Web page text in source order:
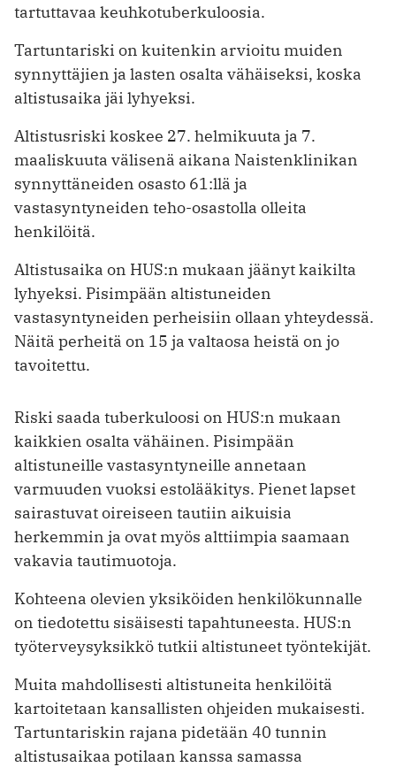
tartuttavaa keuhkotuberkuloosia.
Tartuntariski on kuitenkin arvioitu muiden
synnyttäjien ja lasten osalta vähäiseksi, koska
altistusaika jäi lyhyeksi.
Altistusriski koskee 27. helmikuuta ja 7.
maaliskuuta välisenä aikana Naistenklinikan
synnyttäneiden osasto 61:llä ja
vastasyntyneiden teho-osastolla olleita
henkilöitä.
Altistusaika on HUS:n mukaan jäänyt kaikilta
lyhyeksi. Pisimpään altistuneiden
vastasyntyneiden perheisiin ollaan yhteydessä.
Näitä perheitä on 15 ja valtaosa heistä on jo
tavoitettu.
Riski saada tuberkuloosi on HUS:n mukaan
kaikkien osalta vähäinen. Pisimpään
altistuneille vastasyntyneille annetaan
varmuuden vuoksi estolääkitys. Pienet lapset
sairastuvat oireiseen tautiin aikuisia
herkemmin ja ovat myös alttiimpia saamaan
vakavia tautimuotoja.
Kohteena olevien yksiköiden henkilökunnalle
on tiedotettu sisäisesti tapahtuneesta. HUS:n
työterveysyksikkö tutkii altistuneet työntekijät.
Muita mahdollisesti altistuneita henkilöitä
kartoitetaan kansallisten ohjeiden mukaisesti.
Tartuntariskin rajana pidetään 40 tunnin
altistusaikaa potilaan kanssa samassa